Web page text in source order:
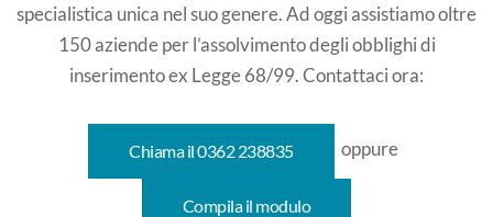
specialistica unica nel suo genere. Ad oggi assistiamo oltre
150 aziende per l’assolvimento degli obblighi di
inserimento ex Legge 68/99. Contattaci ora:
Chiama il 0362 238835 oppure
Compila il modulo